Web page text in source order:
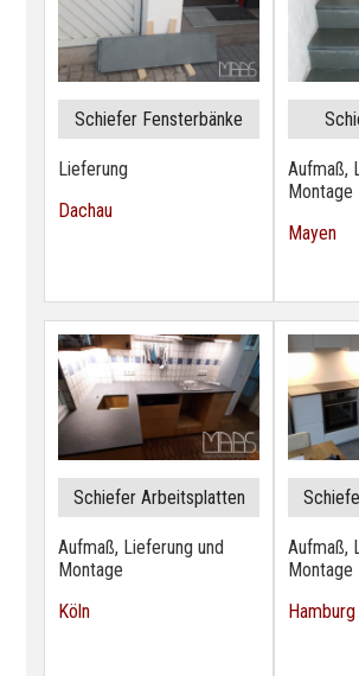
Schiefer Fensterbänke
Lieferung
Dachau
Aufmaß,
Montage
Mayen
Schiefer Arbeitsplatten
Aufmaß, Lieferung und
Montage
Köln
Aufmaß,
Montage
Hamburg